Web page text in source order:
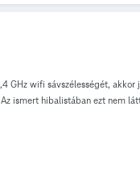
normális satikus route-ot
wifi sávszélességét,
ismert hibalistában ezt nem